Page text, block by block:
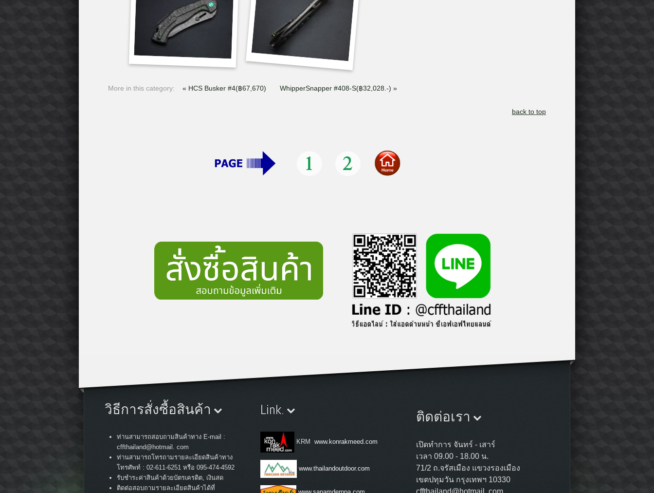
More in this category: « HCS Busker #4(฿67,670) WhipperSnapper #408-S(฿32,028.-) »
back to top
วิธีการสั่งซื้อสินค้า
ท่านสามารถสอบถามสินค้าทาง E-mail :
cffthailand@hotmail. com
ท่านสามารถโทรถามรายละเอียดสินค้าทาง
โทรศัพท์ : 02-611-6251 หรือ 095-474-4592
รับชำระค่าสินค้าด้วยบัตรเครดิต, เงินสด
ติดต่อสอบถามรายละเอียดสินค้าได้ที่
Link.
KRM www.konrakmeed.com
www.thailandoutdoor.com
ติดต่อเรา
เปิดทำการ จันทร์ - เสาร์
เวลา 09.00 - 18.00 น.
71/2 ถ.จรัสเมือง แขวงรองเมือง
เขตปทุมวัน กรุงเทพฯ 10330